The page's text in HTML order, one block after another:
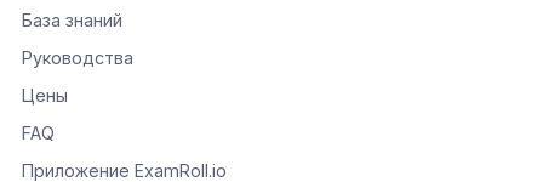
База знаний
Руководства
Цены
FAQ
Приложение ExamRoll.io